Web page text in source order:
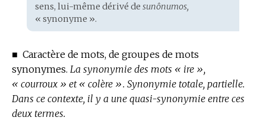
sens, lui-même dérivé de sunônumos,
« synonyme ».
■ Caractère de mots, de groupes de mots
synonymes. La synonymie des mots « ire »,
« courroux » et « colère ». Synonymie totale, partielle.
Dans ce contexte, il y a une quasi-synonymie entre ces
deux termes.